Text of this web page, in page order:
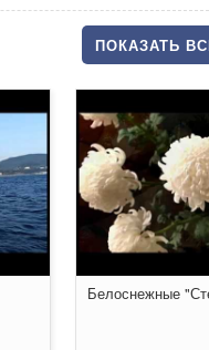
ПОКАЗАТЬ
Белоснежные